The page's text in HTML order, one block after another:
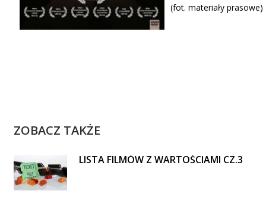
(fot. materiały prasowe)
ZOBACZ TAKŻE
LISTA FILMÓW Z WARTOŚCIAMI CZ.3